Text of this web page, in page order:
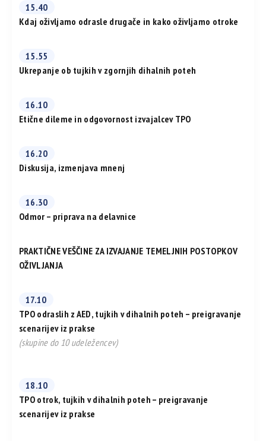
15.40
Kdaj oživljamo odrasle drugače in kako oživljamo otroke
15.55
Ukrepanje ob tujkih v zgornjih dihalnih poteh
16.10
Etične dileme in odgovornost izvajalcev TPO
16.20
Diskusija, izmenjava mnenj
16.30
Odmor – priprava na delavnice
PRAKTIČNE VEŠČINE ZA IZVAJANJE TEMELJNIH POSTOPKOV
OŽIVLJANJA
17.10
TPO odraslih z AED, tujkih v dihalnih poteh – preigravanje
scenarijev iz prakse
(skupine do 10 udeležencev)
18.10
TPO otrok, tujkih v dihalnih poteh – preigravanje
scenarijev iz prakse